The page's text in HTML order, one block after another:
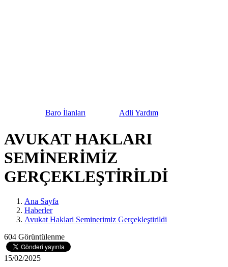
Baro İlanları Adli Yardım
AVUKAT HAKLARI
SEMİNERİMİZ
GERÇEKLEŞTİRİLDİ
Ana Sayfa
Haberler
Avukat Haklari Seminerimiz Gerçekleştirildi
604 Görüntülenme
15/02/2025